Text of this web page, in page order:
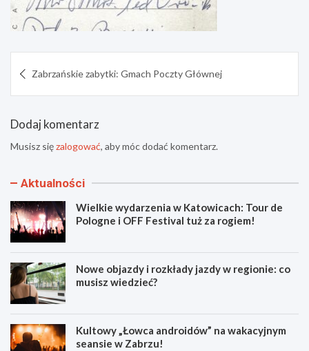
wpisu
Zabrzańskie zabytki: Gmach Poczty Głównej
Dodaj komentarz
Musisz sięzalogować, aby móc dodać komentarz.
Aktualności
Wielkie wydarzenia w Katowicach: Tour de
Pologne i OFF Festival tuż za rogiem!
Nowe objazdy i rozkłady jazdy w regionie: co
musisz wiedzieć?
Kultowy „Łowca androidów” na wakacyjnym
seansie w Zabrzu!